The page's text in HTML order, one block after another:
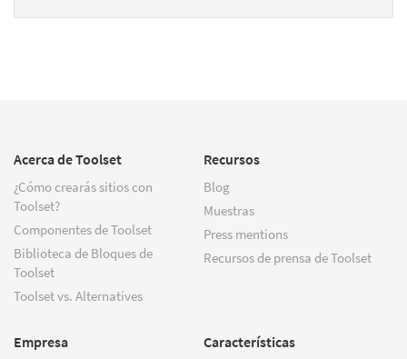
Acerca de Toolset
¿Cómo crearás sitios con
Toolset?
Componentes de Toolset
Biblioteca de Bloques de
Toolset
Toolset vs. Alternatives
Recursos
Blog
Muestras
Press mentions
Recursos de prensa de Toolset
Empresa Características